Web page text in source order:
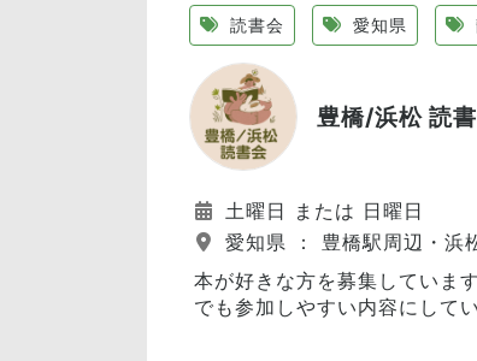
読書会 愛知県
豊橋/浜松 読
土曜日 または 日曜日
愛知県 ： 豊橋駅周辺・浜
本が好きな方を募集していま
でも参加しやすい内容にしてい